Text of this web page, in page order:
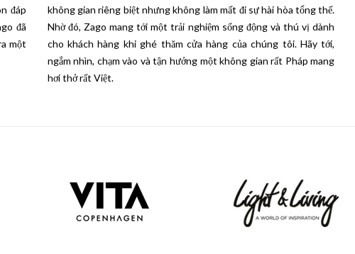
đáp
đã
một
không gian riêng biệt nhưng không làm mất đi sự hài hòa tổng thế.
Nhờ đó, Zago mang tới một trải nghiệm sống động và thú vị dành
cho khách hàng khi ghé thăm cửa hàng của chúng tôi. Hãy tới,
ngắm nhìn, chạm vào và tận hưởng một không gian rất Pháp mang
hơi thở rất Việt.